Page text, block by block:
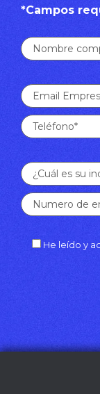
*Campos
He leído y